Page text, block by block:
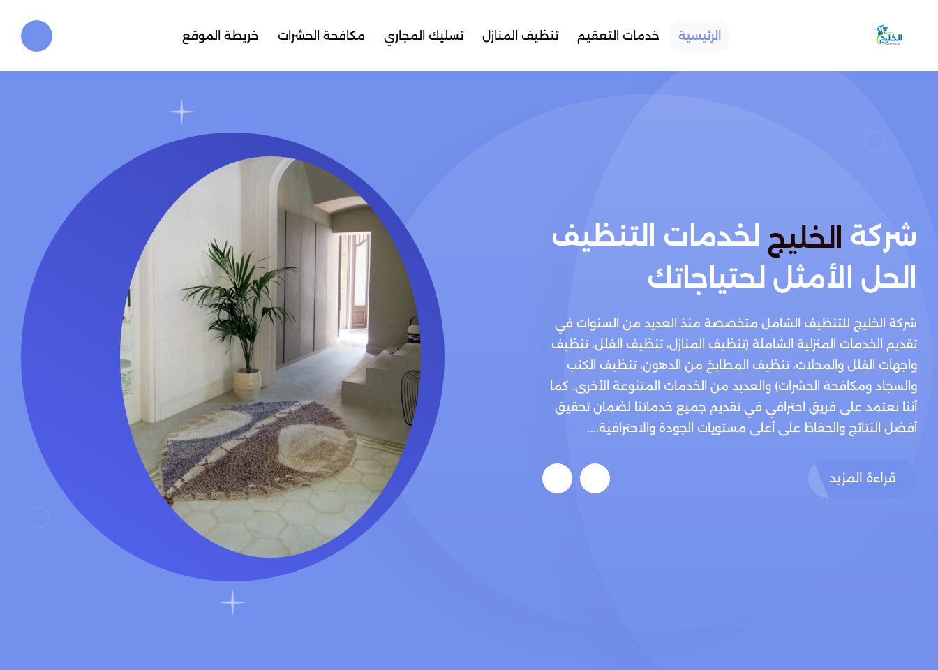
الرئيسية خدمات التعقيم تنظيف المنازل تسليك المجاري مكافحة الحشرات خريطة الموقع
شركة الخليج لخدمات التنظيف
الحل الأمثل لحتياجاتك
شركة الخليج للتنظيف الشامل متخصصة منذ العديد من السنوات في
تقديم الخدمات المنزلية الشاملة (تنظيف المنازل، تنظيف الفلل، تنظيف
واجهات الفلل والمحلات، تنظيف المطابخ من الدهون، تنظيف الكنب
والسجاد ومكافحة الحشرات) والعديد من الخدمات المتنوعة الأخرى. كما
أننا نعتمد على فريق احترافي في تقديم جميع خدماتنا لضمان تحقيق
أفضل النتائج والحفاظ على أعلى مستويات الجودة والاحترافية....
قراءة المزيد